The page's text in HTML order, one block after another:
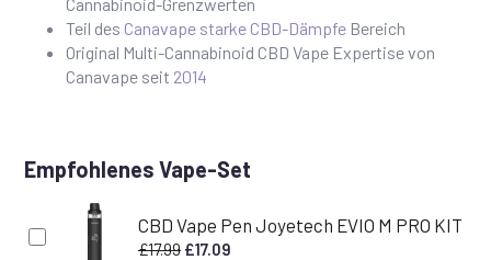
Teil des Canavape starke CBD-Dämpfe Bereich
Original Multi-Cannabinoid CBD Vape Expertise von
Canavape seit 2014
Empfohlenes Vape-Set
CBD Vape Pen Joyetech EVIO M PRO KIT
£17.99 Ursprünglicher
£17.09